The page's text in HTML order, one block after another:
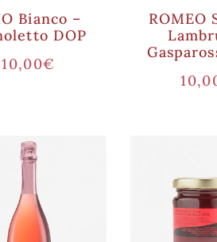
Bianco –
DOP
10,00€
ROMEO